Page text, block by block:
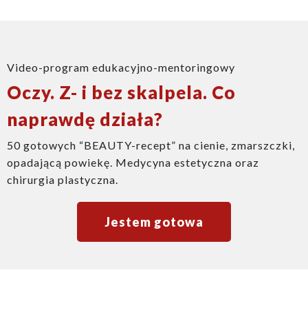
Video-program edukacyjno-mentoringowy
Oczy. Z- i bez skalpela. Co
naprawdę działa?
50 gotowych “BEAUTY-recept” na cienie, zmarszczki,
opadającą powiekę. Medycyna estetyczna oraz
chirurgia plastyczna.
Jestem gotowa